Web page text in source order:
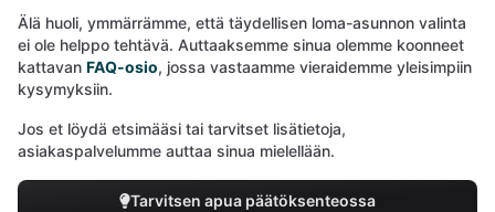
Älä huoli, ymmärrämme, että täydellisen loma-asunnon valinta
ei ole helppo tehtävä. Auttaaksemme sinua olemme koonneet
kattavan FAQ-osio, jossa vastaamme vieraidemme yleisimpiin
kysymyksiin.
Jos et löydä etsimääsi tai tarvitset lisätietoja,
asiakaspalvelumme auttaa sinua mielellään.
Tarvitsen apua päätöksenteossa